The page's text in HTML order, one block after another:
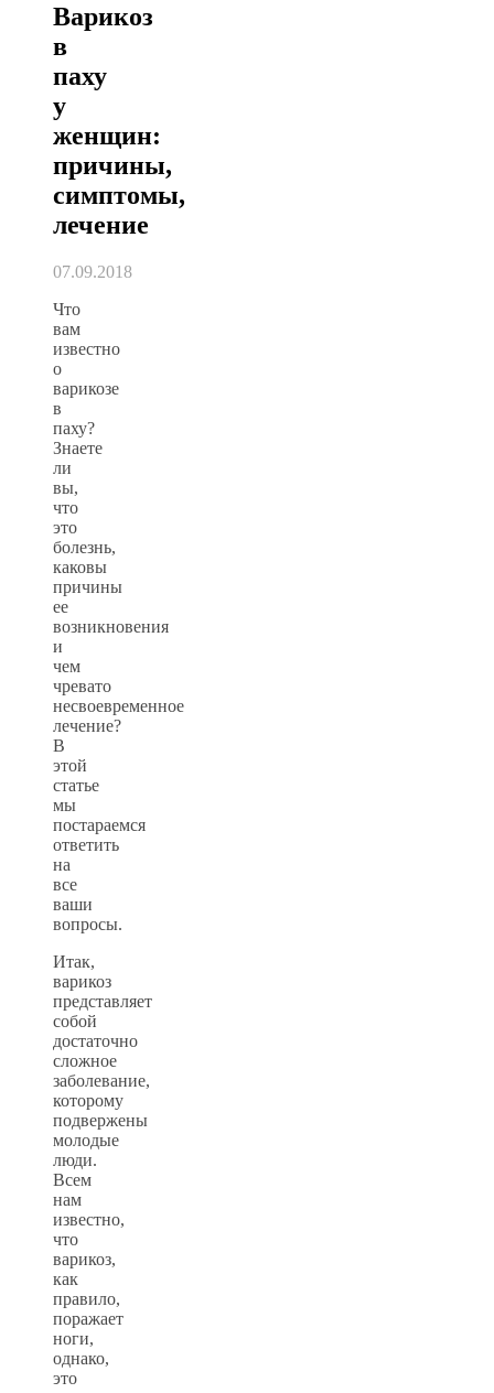
Варикоз
в
паху
у
женщин:
причины,
симптомы,
лечение
07.09.2018
Что
вам
известно
о
варикозе
в
паху?
Знаете
ли
вы,
что
это
болезнь,
каковы
причины
ее
возникновения
и
чем
чревато
несвоевременное
лечение?
В
этой
статье
мы
постараемся
ответить
на
все
ваши
вопросы.
Итак,
варикоз
представляет
собой
достаточно
сложное
заболевание,
которому
подвержены
молодые
люди.
Всем
нам
известно,
что
варикоз,
как
правило,
поражает
ноги,
однако,
это